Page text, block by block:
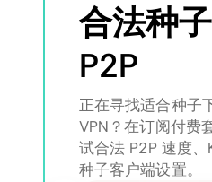
合法种
P2P
正在寻找适合种子
VPN？在订阅付费
试合法 P2P 速度
种子客户端设置。